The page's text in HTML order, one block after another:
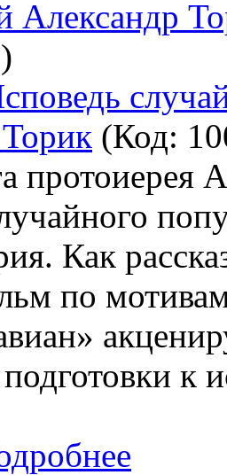
(Код:
протоиерея
Как
по
к